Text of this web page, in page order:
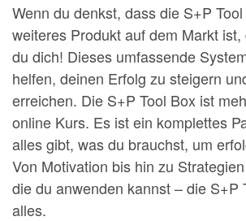
Wenn du denkst, dass die S+P
weiteres Produkt auf dem Markt
du dich! Dieses umfassende
helfen, deinen Erfolg zu steigern
erreichen. Die S+P Tool Box ist
online Kurs. Es ist ein komplettes
alles gibt, was du brauchst, um
Von Motivation bis hin zu
die du anwenden kannst – die S+P
alles.